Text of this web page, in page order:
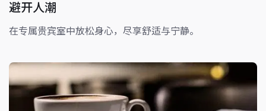
避开人潮
在专属贵宾室中放松身心，尽享舒适与宁静。